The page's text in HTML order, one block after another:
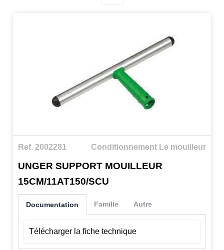
Ref. 2002281 Conditionnement Le mouilleur
UNGER SUPPORT MOUILLEUR
15CM/11AT150/SCU
Documentation
Télécharger la fiche technique
Famille Autre